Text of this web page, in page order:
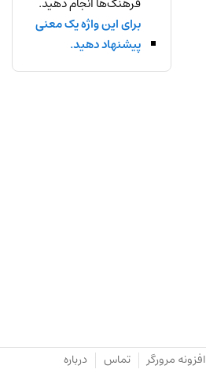
برای این واژه یک معنی
پیشنهاد دهید.
افزونه مرورگر تماس درباره